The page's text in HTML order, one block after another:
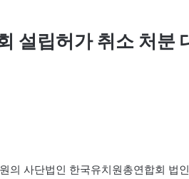
설립허가 취소 처분
사단법인 한국유치원총연합회 법